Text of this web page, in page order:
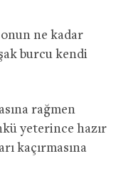
ne kadar
burcu kendi
rağmen
yeterince hazır
kaçırmasına